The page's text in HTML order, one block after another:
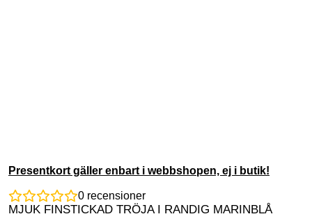
Presentkort gäller enbart i webbshopen, ej i butik!
0 recensioner
MJUK FINSTICKAD TRÖJA I RANDIG MARINBLÅ